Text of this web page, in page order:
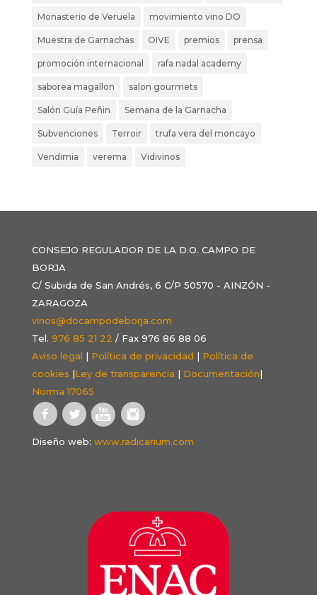
Monasterio de Veruela movimiento vino DO
Muestra de Garnachas OIVE premios prensa
promoción internacional rafa nadal academy
saborea magallon salon gourmets
Salón Guía Peñin Semana de la Garnacha
Subvenciones Terroir trufa vera del moncayo
Vendimia verema Vidivinos
CONSEJO REGULADOR DE LA D.O. CAMPO DE
BORJA
C/ Subida de San Andrés, 6 C/P 50570 - AINZÓN -
ZARAGOZA
vinos@docampodeborja.com
Tel. 976 85 21 22 / Fax 976 86 88 06
Aviso legal | Política de privacidad | Política de
cookies |Ley de transparencia | Documentación|
Norma 17065
Diseño web: www.radicarium.com